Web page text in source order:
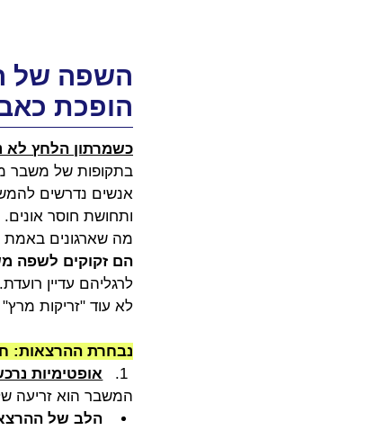
השפה של
הופכת
כשמרתון הלחץ לא
בתקופות של משבר
אנשים נדרשים
ותחושת חוסר אונים.
מה שארגונים באמת
הם זקוקים לשפה
לרגליהם עדיין
לא עוד "זריקות
נבחרת ההרצאות:
אופטימיות
המשבר הוא זריעה
הלב של